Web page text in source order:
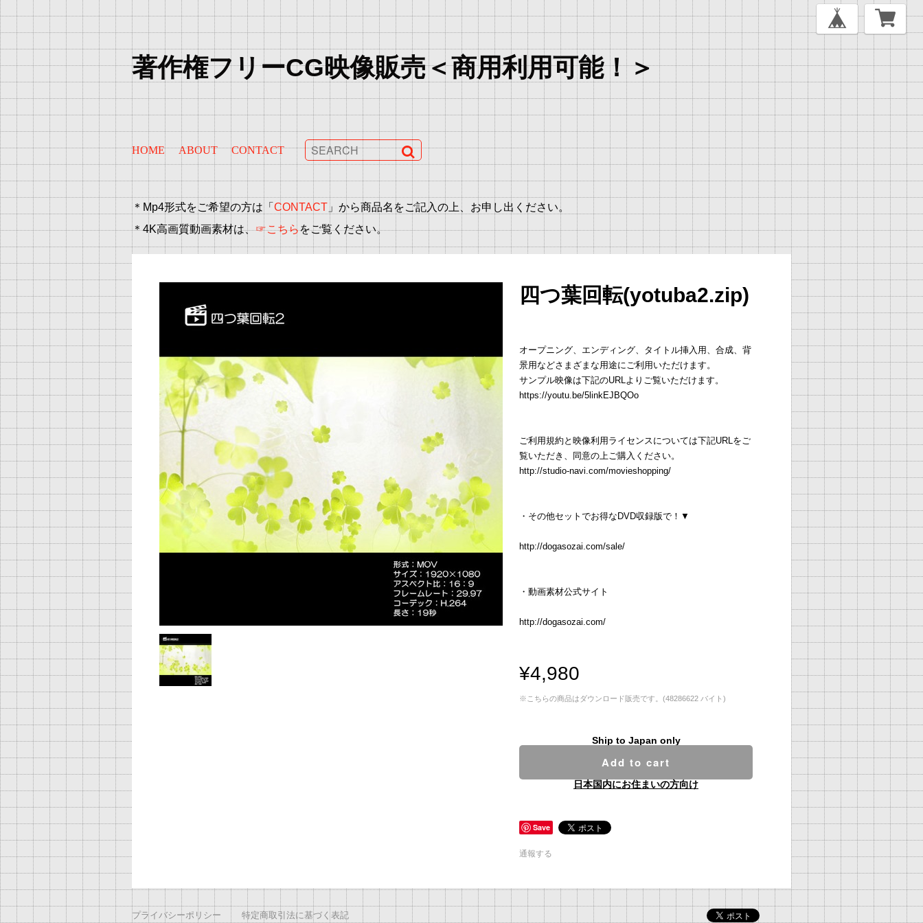
著作権フリーCG映像販売＜商用利用可能！＞
HOME ABOUT CONTACT
＊Mp4形式をご希望の方は「 CONTACT」から商品名をご記入の上、お申し出ください。
＊4K高画質動画素材は、☞こちらをご覧ください。
四つ葉回転(yotuba2.zip)
オープニング、エンディング、タイトル挿入用、合成、背
景用などさまざまな用途にご利用いただけます。
サンプル映像は下記のURLよりご覧いただけます。
https://youtu.be/5linkEJBQOo
ご利用規約と映像利用ライセンスについては下記URLをご
覧いただき、同意の上ご購入ください。
http://studio-navi.com/movieshopping/
・その他セットでお得なDVD収録版で！▼
http://dogasozai.com/sale/
・動画素材公式サイト
http://dogasozai.com/
¥4,980
※こちらの商品はダウンロード販売です。(48286622 バイト)
Ship to Japan only
Add to cart
日本国内にお住まいの方向け
Save
通報する
プライバシーポリシー 特定商取引法に基づく表記